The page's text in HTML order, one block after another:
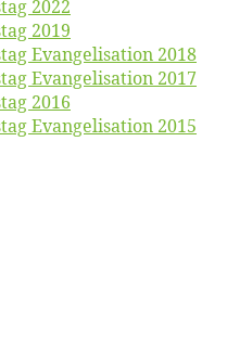
2022
2019
Evan­ge­li­sa­ti­on 2018
Evan­ge­li­sa­ti­on 2017
2016
Evan­ge­li­sa­ti­on 2015